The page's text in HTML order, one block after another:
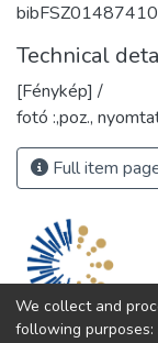
bibFSZ01487410
Technical
[Fénykép] /
fotó :,poz.,
Full item
We collect and
following purposes: